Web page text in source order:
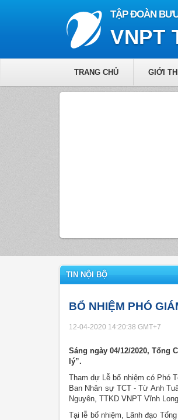
TẬP ĐOÀN
VNPT
TRANG CHỦ GIỚI
TIN NỘI BỘ
BỔ NHIỆM PHÓ
12-04-2020 14:20:38 GMT+7
Sáng ngày 04/12/2020, Tổng
lý”.
Tham dự Lễ bổ nhiệm có Phó
Ban Nhân sự TCT - Từ Anh
Nguyên, TTKD VNPT Vĩnh
Tại lễ bổ nhiệm, Lãnh đạo